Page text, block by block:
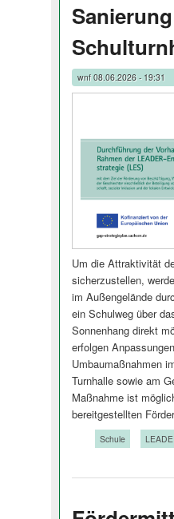
wnf08.06.2026 - 19:31
Um die Attraktivität
sicherzustellen,
im Außengelände
ein Schulweg über
Sonnenhang direkt
erfolgen
Umbaumaßnahmen
Turnhalle sowie am
Maßnahme ist
bereitgestellten
Schule